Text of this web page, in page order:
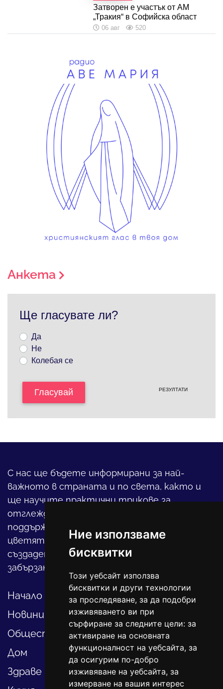
Ние използваме
бисквитки
Този уебсайт използва
бисквитки и други технологии
за проследяване, за да подобри
изживяването ви при
сърфиране за следните цели: за
активиране на основната
функционалност на уебсайта, за
да осигурим по-добро
изживяване на уебсайта, за
измерване на вашия интерес
Затворен е участък от АМ
„Тракия“ в Софийска област
06 авг 520
Анкета
Ще гласувате ли?
Да
Не
Колебая се
Гласувай РЕЗУЛТАТИ
С нас ще бъдете информирани за най-
важното в страната и по света, както и
ще научите практични трикове за
отглеждането на детето, за
поддържането на дома и градината,
цветята, интериора и, въобще, как да
създадете своя уютен оазис в този така
забързан свят.
Начало
Новини
Общество
Дом
Здраве